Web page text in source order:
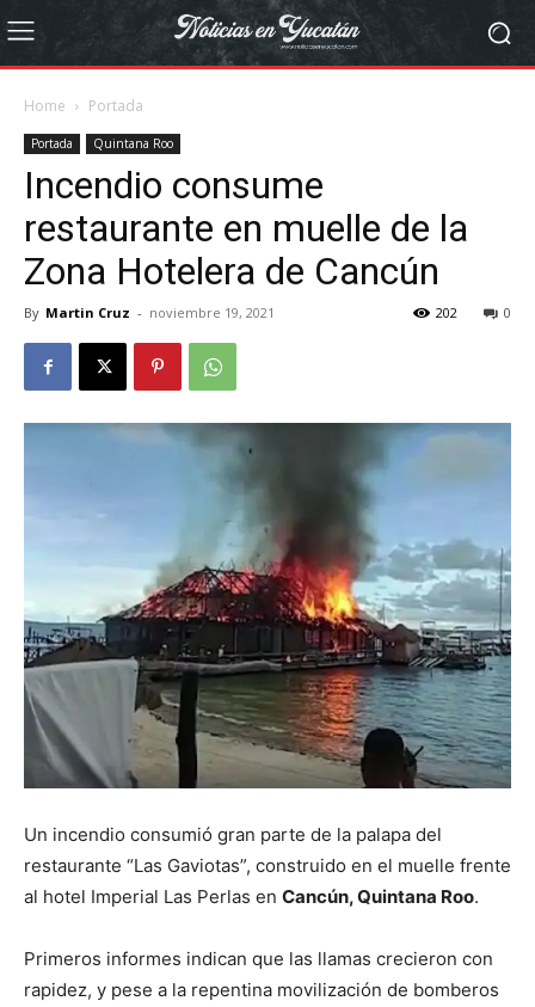
Home Portada
Portada Quintana Roo
Incendio consume
restaurante en muelle de la
Zona Hotelera de Cancún
By Martin Cruz - noviembre 19, 2021 0
202
Un incendio consumió gran parte de la palapa del
restaurante “Las Gaviotas”, construido en el muelle frente
al hotel Imperial Las Perlas en Cancún, Quintana Roo.
Primeros informes indican que las llamas crecieron con
rapidez, y pese a la repentina movilización de bomberos